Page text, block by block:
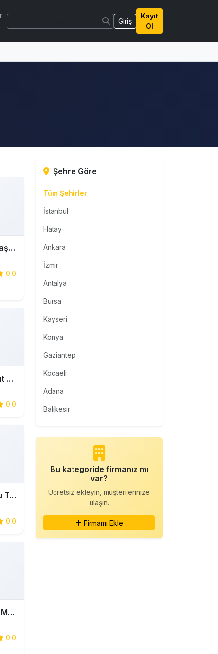
Giriş
Kayıt
Ol
Özel Denizciler Motorlu Taşıt Sürücüleri Kursu
0.0
Özel İkiz Can Motorlu Taşıt Sürücüleri Kursu
0.0
Özel Son Başaran Motorlu Taşıt Sürücüleri Kursu
0.0
Özel Arsuz Gözde Serhat Motorlu Taşıt Sürücüleri Kursu
0.0
Şehre Göre
Tüm Şehirler
İstanbul
Hatay
Ankara
İzmir
Antalya
Bursa
Kayseri
Konya
Gaziantep
Kocaeli
Adana
Balıkesir
Bu kategoride firmanız mı
var?
Ücretsiz ekleyin, müşterilerinize
ulaşın.
Firmamı Ekle